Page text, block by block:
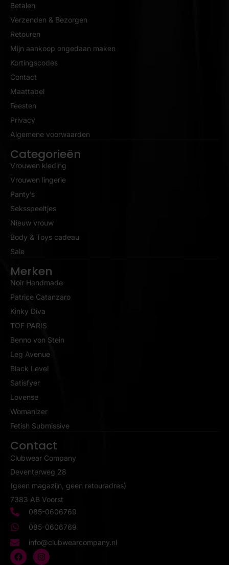
Betalen
Verzenden & Bezorgen
Retouren
Mijn aankoop ongedaan maken
Kortingscodes
Contact
Maattabel
Feesten
Privacy
Algemene voorwaarden
Categorieën
Vrouwen kleding
Vrouwen lingerie
Panty’s
Seksspeeltjes
Nieuw vrouw
Body & Toys cadeau
Sale
Merken
Noir Handmade
Patrice Catanzaro
Kinky Diva
TOF PARIS
Benno von Stein
Leg Avenue
Black Level
Satisfyer
Lovense
Womanizer
Fetish Submissive
Contact
Clubwear Company
Deventerweg 28
(geen magazijn, geen retouradres)
7383 AB Voorst
085-0606769
085-0606769
info@clubwearcompany.nl